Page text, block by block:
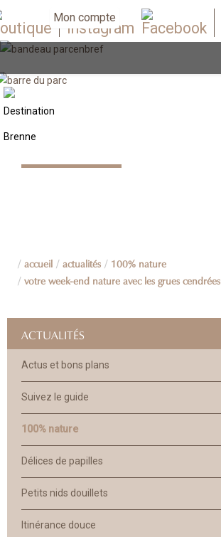
Mon compte
accueil actualités 100% nature
votre week-end nature avec les grues cendrées
ACTUALITÉS
Actus et bons plans
Suivez le guide
100% nature
Délices de papilles
Petits nids douillets
Itinérance douce